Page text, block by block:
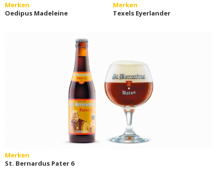
Merken
Oedipus Madeleine
Merken
Texels Eyerlander
Merken
St. Bernardus Pater 6